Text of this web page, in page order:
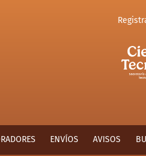
ENVÍOS AVISOS